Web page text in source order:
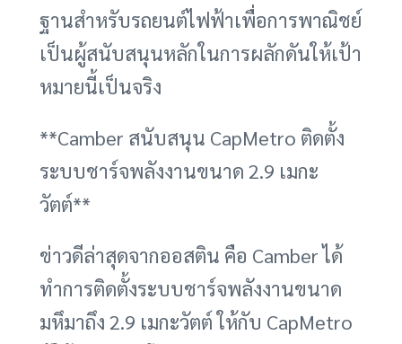
ฐานสำหรับรถยนต์ไฟฟ้าเพื่อการพาณิชย์
เป็นผู้สนับสนุนหลักในการผลักดันให้เป้า
หมายนี้เป็นจริง
**Camber สนับสนุน CapMetro ติดตั้ง
ระบบชาร์จพลังงานขนาด 2.9 เมกะ
วัตต์**
ข่าวดีล่าสุดจากออสติน คือ Camber ได้
ทำการติดตั้งระบบชาร์จพลังงานขนาด
มหึมาถึง 2.9 เมกะวัตต์ ให้กับ CapMetro